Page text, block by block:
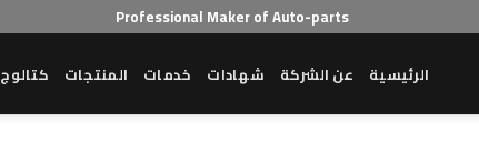
Professional Maker of Auto-parts
الرئيسية عن الشركة شهادات خدمات المنتجات كتالوج